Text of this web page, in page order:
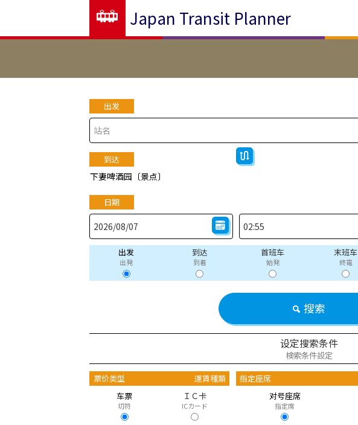
Japan Transit Planner
出发
到达
下妻啤酒园〔景点〕
日期
出发
出発
到达
到着
首班车
始発
末班车
終電
搜索
设定搜索条件
検索条件設定
票价类型
運賃種類
车票
切符
ＩＣ卡
ICカード
指定座席
对号座席
指定席